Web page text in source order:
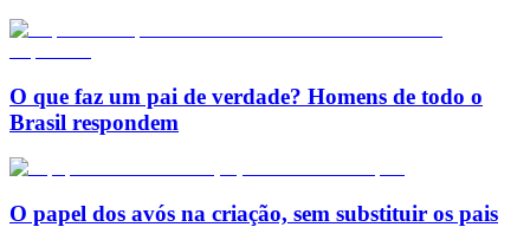
O que faz um pai de verdade? Homens de todo o
Brasil respondem
O papel dos avós na criação, sem substituir os pais